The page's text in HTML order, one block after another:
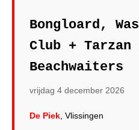
Bongloard,
Club + Tarzan
Beachwaiters
vrijdag 4 december 2026
De Piek , Vlissingen